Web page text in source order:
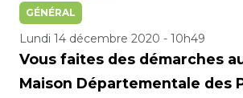
GÉNÉRAL
Lundi 14 décembre 2020 - 10h49
Vous faites des démarches
Maison Départementale des